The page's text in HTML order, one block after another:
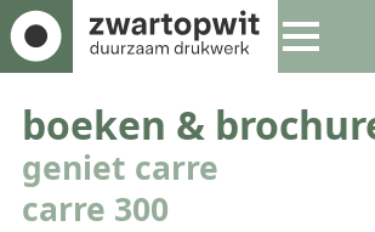
boeken &
geniet carre
carre 300